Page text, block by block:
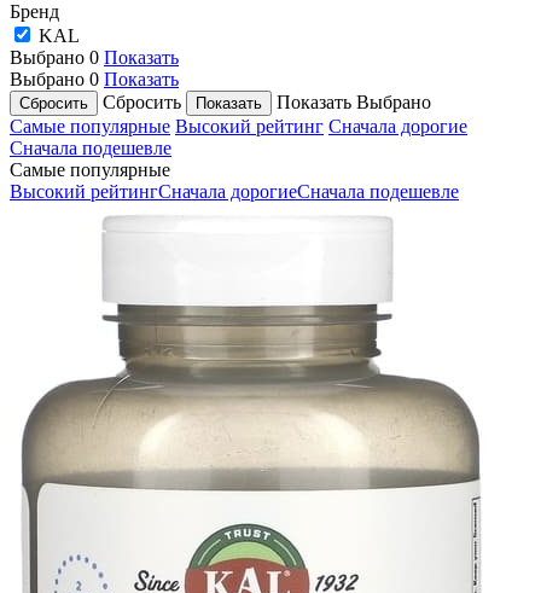
Бренд
KAL
Выбрано 0 Показать
Выбрано 0 Показать
Сбросить
Показать Выбрано
Самые популярные Высокий рейтинг Сначала дорогие
Сначала подешевле
Самые популярные
Высокий рейтингСначала дорогиеСначала подешевле